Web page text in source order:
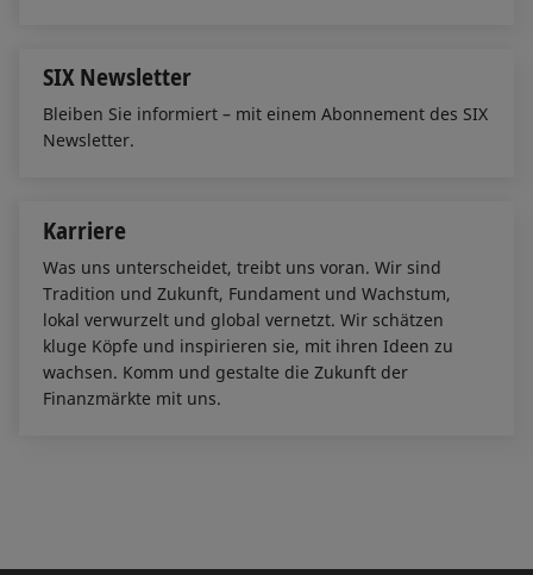
SIX Newsletter
Bleiben Sie informiert – mit einem Abonnement des SIX
Newsletter.
Karriere
Was uns unterscheidet, treibt uns voran. Wir sind
Tradition und Zukunft, Fundament und Wachstum,
lokal verwurzelt und global vernetzt. Wir schätzen
kluge Köpfe und inspirieren sie, mit ihren Ideen zu
wachsen. Komm und gestalte die Zukunft der
Finanzmärkte mit uns.